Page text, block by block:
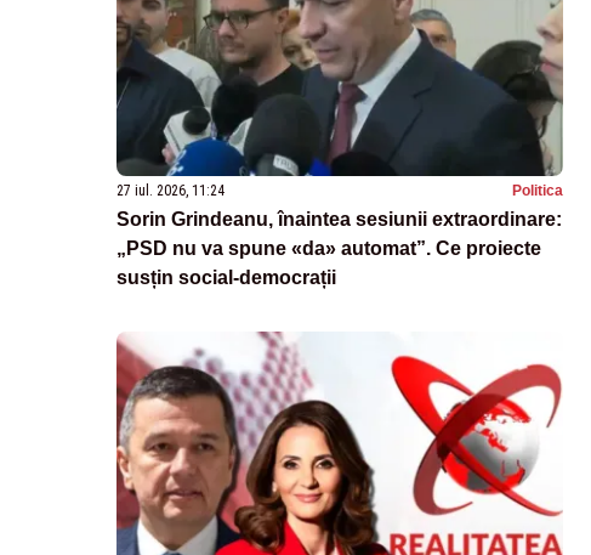
27 iul. 2026, 11:24 Politica
Sorin Grindeanu, înaintea sesiunii extraordinare:
„PSD nu va spune «da» automat”. Ce proiecte
susțin social-democrații